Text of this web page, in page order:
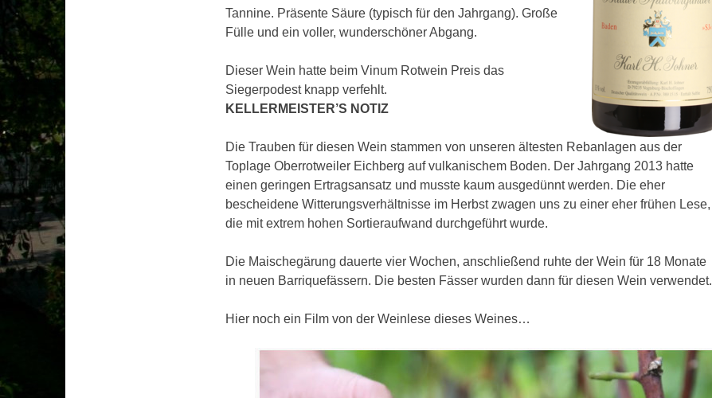
Tannine. Präsente Säure (typisch für den Jahrgang). Große
Fülle und ein voller, wunderschöner Abgang.
Dieser Wein hatte beim Vinum Rotwein Preis das
Siegerpodest knapp verfehlt.
KELLERMEISTER’S NOTIZ
Die Trauben für diesen Wein stammen von unseren ältesten Rebanlagen aus der
Toplage Oberrotweiler Eichberg auf vulkanischem Boden. Der Jahrgang 2013 hatte
einen geringen Ertragsansatz und musste kaum ausgedünnt werden. Die eher
bescheidene Witterungsverhältnisse im Herbst zwagen uns zu einer eher frühen Lese,
die mit extrem hohen Sortieraufwand durchgeführt wurde.
Die Maischegärung dauerte vier Wochen, anschließend ruhte der Wein für 18 Monate
in neuen Barriquefässern. Die besten Fässer wurden dann für diesen Wein verwendet.
Hier noch ein Film von der Weinlese dieses Weines…